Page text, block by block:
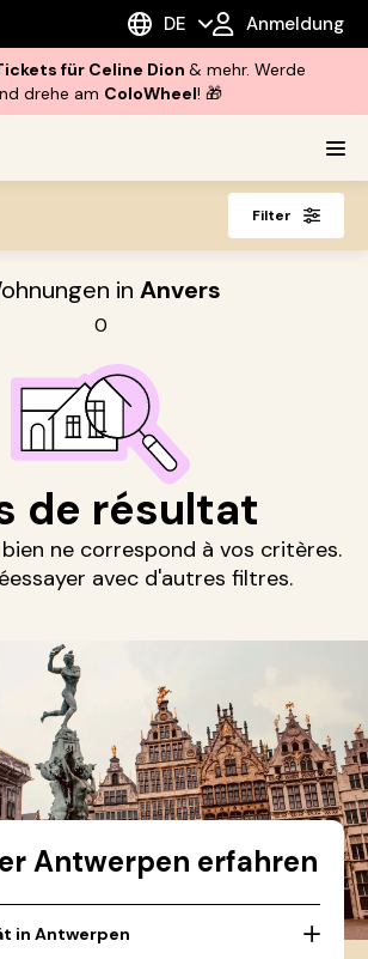
DE Anmeldung
für Celine Dion & mehr. Werde
drehe am ColoWheel! 🎁
Filter
in Anvers
0
de résultat
bien ne correspond à vos critères.
avec d'autres filtres.
Antwerpen erfahren
in Antwerpen